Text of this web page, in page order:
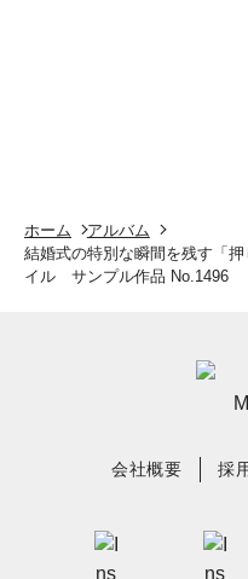
ホーム
アルバム
結婚式の特別な瞬間を残す「
イル サンプル作品 No.1496
会社概要 採